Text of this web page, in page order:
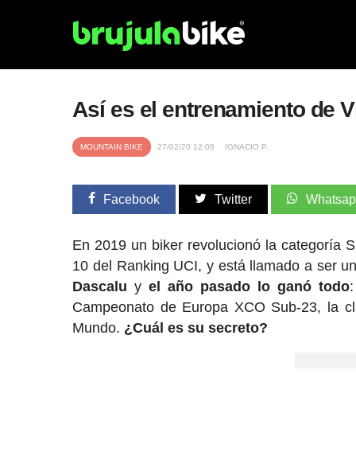
Así es el entrenamiento de
MOUNTAIN BIKE 27/02/20 12:08 IGNACIO P.
Facebook Twitter
En 2019 un biker revolucionó la categoría
10 del Ranking UCI, y está llamado a ser
Dascaluyel año pasado lo ganó todo
Campeonato de Europa XCO Sub-23, la
Mundo. ¿Cuál es su secreto?